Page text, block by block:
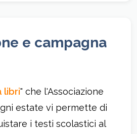
e campagna
libri" che l'Associazione
estate vi permette di
i testi scolastici al